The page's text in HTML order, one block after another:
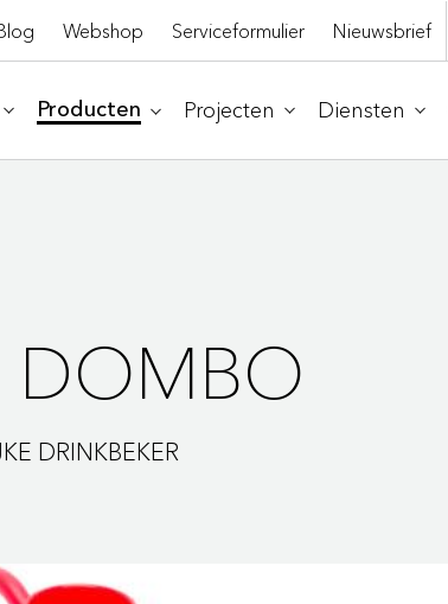
Webshop Serviceformulier Nieuwsbrief
Producten Projecten Diensten
DOMBO
DRINKBEKER